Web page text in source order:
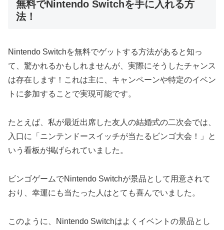
無料でNintendo Switchを手に入れる方
法！
Nintendo Switchを無料でゲットする方法があると知っ
て、驚かれるかもしれませんが、実際にそうしたチャンス
は存在します！これは主に、キャンペーンや特定のイベン
トに参加することで実現可能です。
たとえば、私が最近出席した友人の結婚式の二次会では、
入口に「ニンテンドースイッチが当たるビンゴ大会！」と
いう看板が掲げられていました。
ビンゴゲームでNintendo Switchが景品として用意されて
おり、幸運にも当たった人はとても喜んでいました。
このように、Nintendo Switchはよくイベントの景品とし